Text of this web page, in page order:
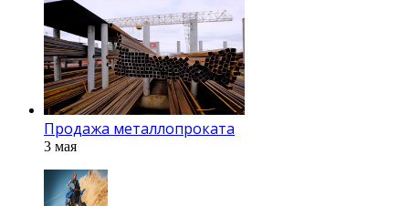
Продажа металлопроката
3 мая